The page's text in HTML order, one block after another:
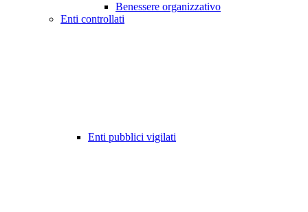
Benessere organizzativo
Enti controllati
Enti pubblici vigilati